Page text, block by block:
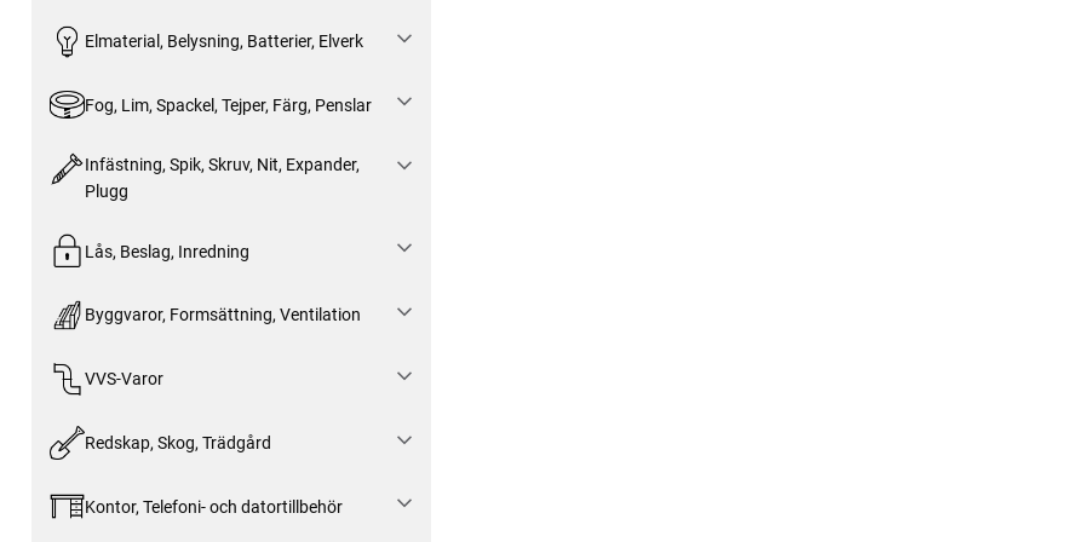
Elmaterial, Belysning, Batterier, Elverk
Fog, Lim, Spackel, Tejper, Färg, Penslar
Infästning, Spik, Skruv, Nit, Expander,
Plugg
Lås, Beslag, Inredning
Byggvaror, Formsättning, Ventilation
VVS-Varor
Redskap, Skog, Trädgård
Kontor, Telefoni- och datortillbehör